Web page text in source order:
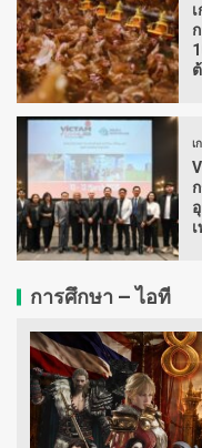
เ
การศึกษา – ไอที